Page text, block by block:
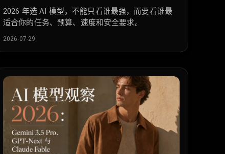
2026 年选 AI 模型，不能只看谁最强，而要看谁最
适合你的任务、预算、速度和安全要求。
2026-07-29